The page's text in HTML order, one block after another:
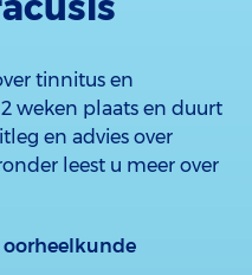
tinnitus en
weken plaats en duurt
en advies over
leest u meer over
oorheelkunde